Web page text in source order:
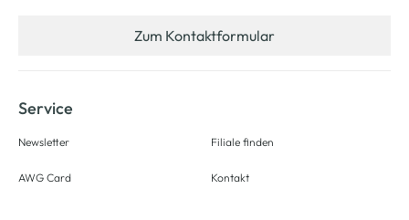
Zum Kontaktformular
Service
Newsletter
AWG Card
Filiale finden
Kontakt